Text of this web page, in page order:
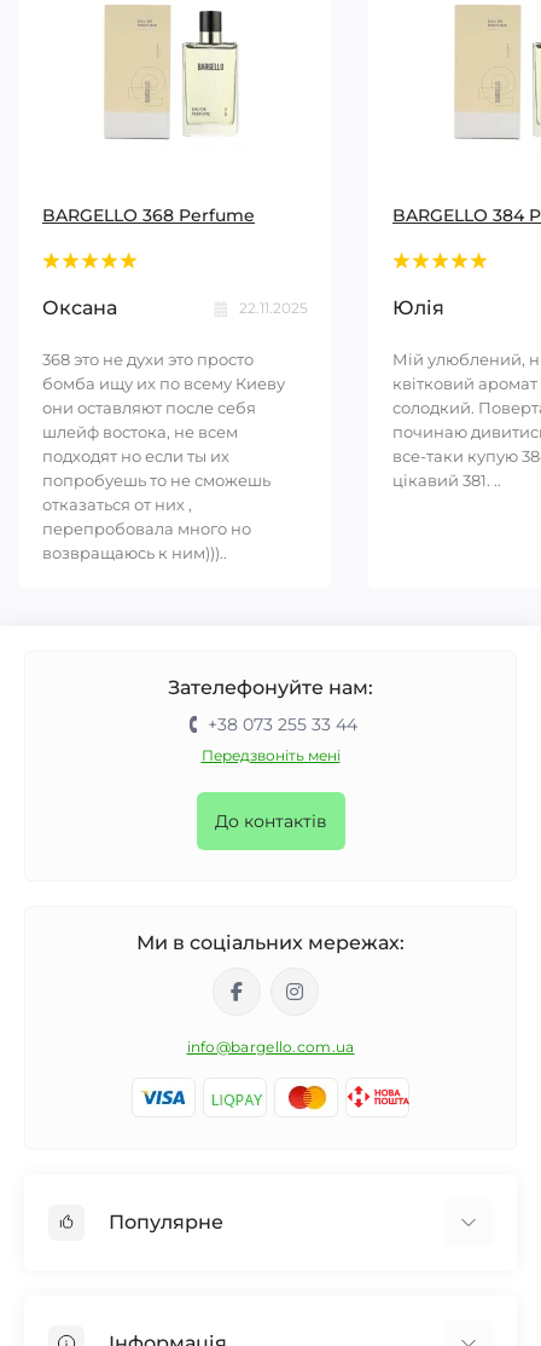
BARGELLO 368 Perfume
Оксана 22.11.2025
368 это не духи это просто
бомба ищу их по всему Киеву
они оставляют после себя
шлейф востока, не всем
подходят но если ты их
попробуешь то не сможешь
отказаться от них ,
перепробовала много но
возвращаюсь к ним)))..
BARGELLO 384
Юлія
Мій улюблений,
квітковий аромат
солодкий.
починаю
все-таки купую
цікавий 381. ..
Зателефонуйте нам:
+38 073 255 33 44
Передзвоніть мені
До контактів
Ми в соціальних мережах:
info@bargello.com.ua
Популярне